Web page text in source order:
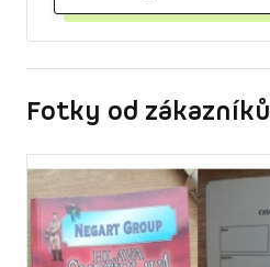
Fotky od zákazníků